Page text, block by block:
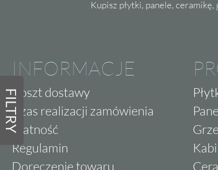
FILTRY
Kupisz płytki, panele,
INFORMACJE
Koszt dostawy
Czas realizacji zamówienia
Płatność
Regulamin
Doręczenie towaru